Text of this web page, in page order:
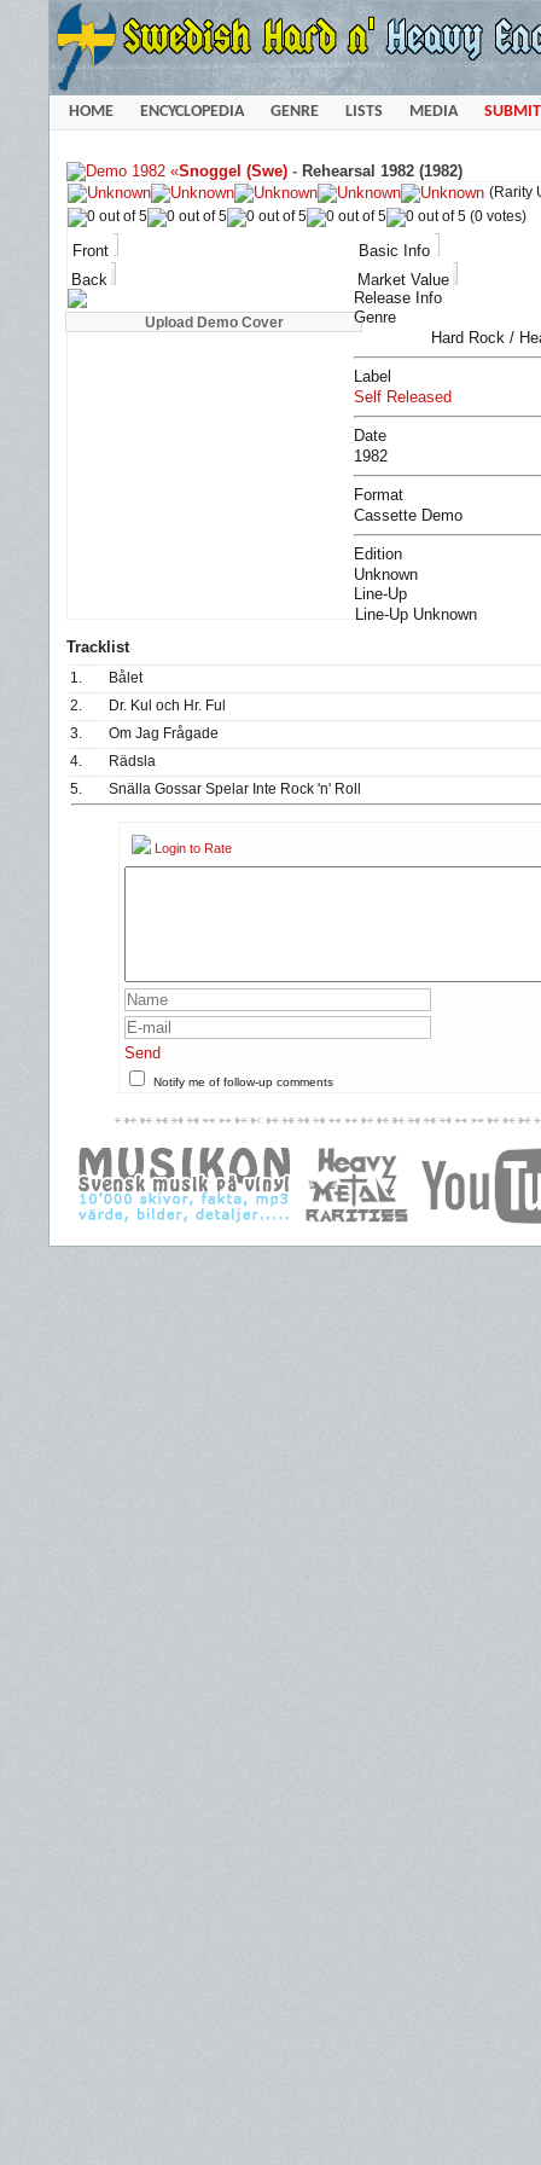
HOME ENCYCLOPEDIA GENRE LISTS MEDIA SUBMIT
«Snoggel (Swe) - Rehearsal 1982 (1982)
(Rarity
(0 votes)
Front
Back
Basic Info
Market Value
Release Info
Genre
Hard Rock /
Label
Self Released
Date
1982
Format
Cassette Demo
Edition
Unknown
Line-Up
Line-Up Unknown
Tracklist
1.
Bålet
2.
Dr. Kul och Hr. Ful
3.
Om Jag Frågade
4.
Rädsla
5.
Snälla Gossar Spelar Inte Rock 'n' Roll
Login to Rate
Send
Notify me of follow-up comments